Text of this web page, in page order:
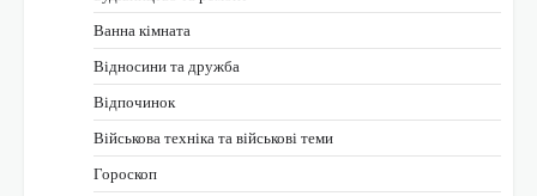
Ванна кімната
Відносини та дружба
Відпочинок
Військова техніка та військові теми
Гороскоп